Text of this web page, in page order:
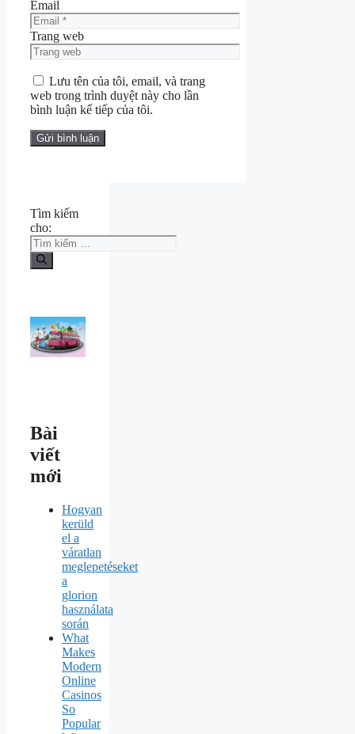
Email
Trang web
Lưu tên của tôi, email, và trang
web trong trình duyệt này cho lần
bình luận kế tiếp của tôi.
Tìm kiếm
cho:
Bài
viết
mới
Hogyan
kerüld
el a
váratlan
meglepetéseket
a
glorion
használata
során
What
Makes
Modern
Online
Casinos
So
Popular